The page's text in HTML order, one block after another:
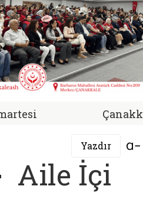
Yazdır
Aile İçi